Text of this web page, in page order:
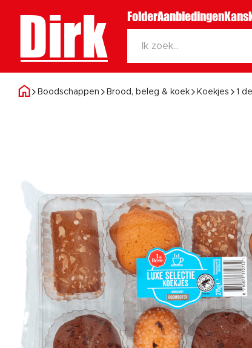
Dirk FolderAanbiedingen
Boodschappen Brood, beleg & koek Koekjes 1